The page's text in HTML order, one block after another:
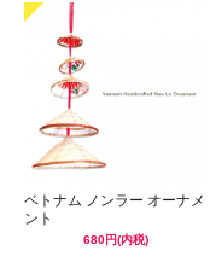
ベトナム ノンラー オーナメ
ント
680円(内税)